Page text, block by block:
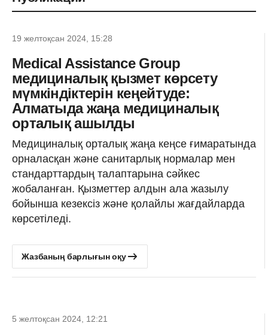
19 желтоқсан 2024, 15:28
Medical Assistance Group
медициналық қызмет көрсету
мүмкіндіктерін кеңейтуде:
Алматыда жаңа медициналық
орталық ашылды
Медициналық орталық жаңа кеңсе ғимаратында
орналасқан және санитарлық нормалар мен
стандарттардың талаптарына сәйкес
жобаланған. Қызметтер алдын ала жазылу
бойынша кезексіз және қолайлы жағдайларда
көрсетіледі.
Жазбаның барлығын оқу
5 желтоқсан 2024, 12:21